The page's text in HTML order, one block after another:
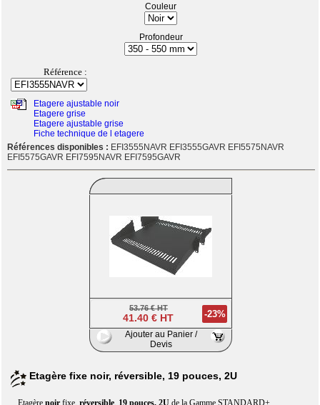
Couleur
Profondeur
Référence :
Etagere ajustable noir
Etagere grise
Etagere ajustable grise
Fiche technique de l etagere
Références disponibles : EFI3555NAVR EFI3555GAVR EFI5575NAVR
EFI5575GAVR EFI7595NAVR EFI7595GAVR
53.76 € HT
41.40 € HT -23%
Ajouter au Panier /
Devis
Etagère fixe noir, réversible, 19 pouces, 2U
Etagère noir fixe, réversible, 19 pouces, 2U de la Gamme STANDARD+